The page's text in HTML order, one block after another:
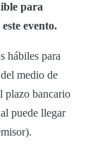
para
evento.
hábiles para
medio de
plazo bancario
puede llegar